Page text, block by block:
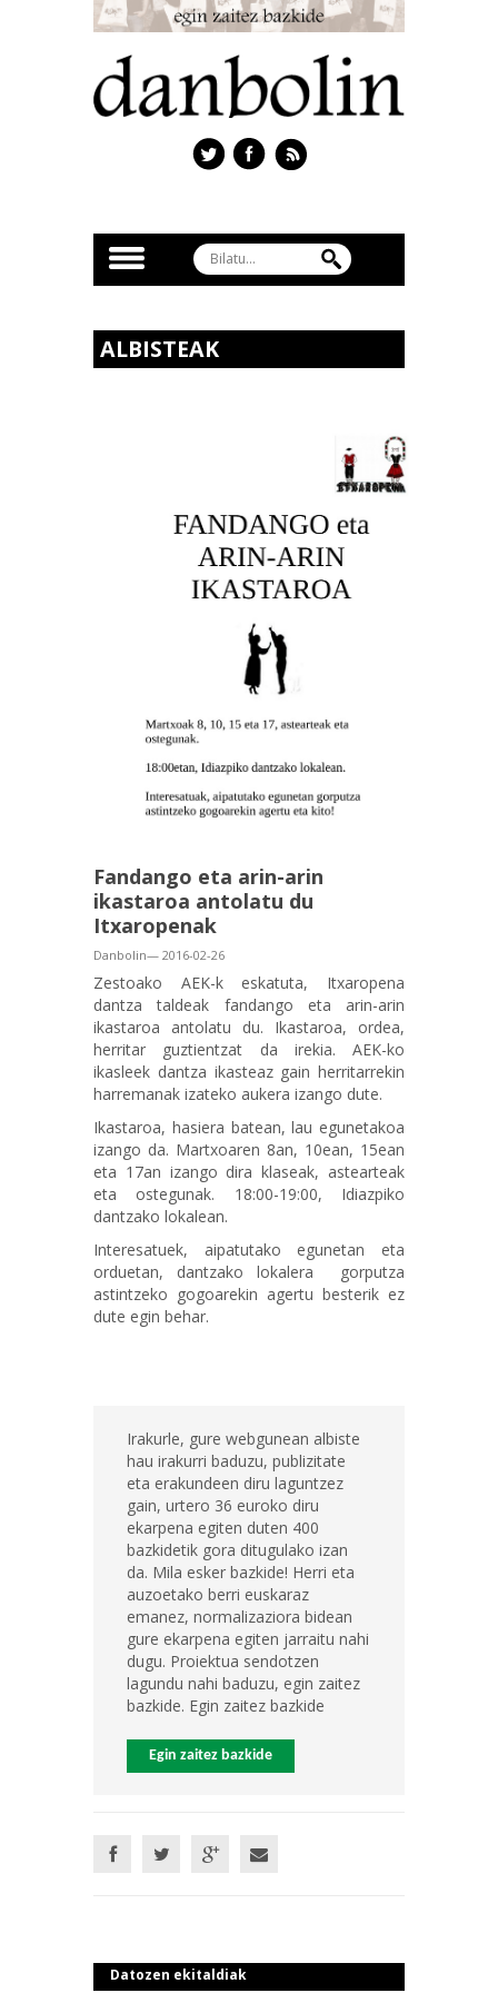
ALBISTEAK
Fandango eta arin-arin
ikastaroa antolatu du
Itxaropenak
Danbolin— 2016-02-26
Zestoako AEK-k eskatuta, Itxaropena
dantza taldeak fandango eta arin-arin
ikastaroa antolatu du. Ikastaroa, ordea,
herritar guztientzat da irekia. AEK-ko
ikasleek dantza ikasteaz gain herritarrekin
harremanak izateko aukera izango dute.
Ikastaroa, hasiera batean, lau egunetakoa
izango da. Martxoaren 8an, 10ean, 15ean
eta 17an izango dira klaseak, astearteak
eta ostegunak. 18:00-19:00, Idiazpiko
dantzako lokalean.
Interesatuek, aipatutako egunetan eta
orduetan, dantzako lokalera gorputza
astintzeko gogoarekin agertu besterik ez
dute egin behar.
Irakurle, gure webgunean albiste
hau irakurri baduzu, publizitate
eta erakundeen diru laguntzez
gain, urtero 36 euroko diru
ekarpena egiten duten 400
bazkidetik gora ditugulako izan
da. Mila esker bazkide! Herri eta
auzoetako berri euskaraz
emanez, normalizaziora bidean
gure ekarpena egiten jarraitu nahi
dugu. Proiektua sendotzen
lagundu nahi baduzu, egin zaitez
bazkide. Egin zaitez bazkide
Egin zaitez bazkide
Datozen ekitaldiak